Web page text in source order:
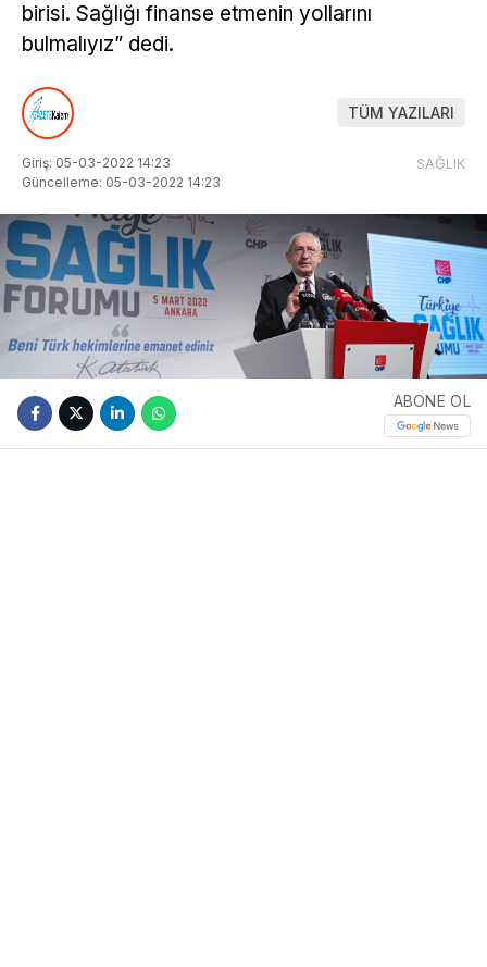
birisi. Sağlığı finanse etmenin yollarını
bulmalıyız” dedi.
TÜM YAZILARI
Giriş: 05-03-2022 14:23
Güncelleme: 05-03-2022 14:23
SAĞLIK
ABONE OL